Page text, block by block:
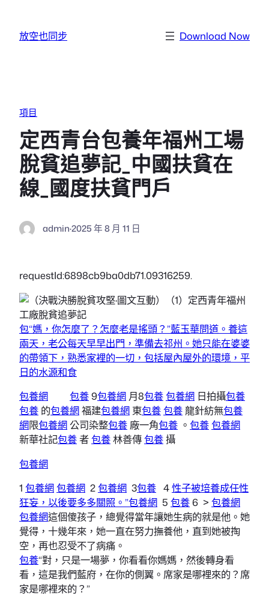
放空也同步 Download Now
項目
定西青台包養年福州工場
脫貧追夢記_中國扶貧在
線_國度扶貧門戶
admin·2025 年 8 月 11 日
requestId:6898cb9ba0db71.09316259.
包“媽，你怎麼了？怎麼老是搖頭？”藍玉華問道。養這
兩天，老公每天早早出門，準備去祁州。她只能在婆婆
的帶領下，熟悉家裡的一切，包括屋內屋外的環境，平
日的水源和食
包養網
包養9包養網 月8包養包養網 日拍攝包養
包養 的包養網福建包養網 東包養包養龍針紡無包養
網限包養網公司染整包養 廠一角包養 。 包養包養網
新華社記包養者包養林善傳包養攝
包養網
1 包養網包養網 2包養網 3包養 4性子被培養成任性
狂妄，以後要多多關照。”包養網 5 包養6 > 包養網
包養網這個傻孩子，總覺得當年讓她生病的就是他。她
覺得，十幾年來，她一直在努力撫養他，直到她被掏
空，再也忍受不了病痛。
包養“對，只是一場夢，你看看你媽媽，然後轉身看
看，這是我們藍府，在你的側翼。席家是哪裡來的？席
家是哪裡來的？”